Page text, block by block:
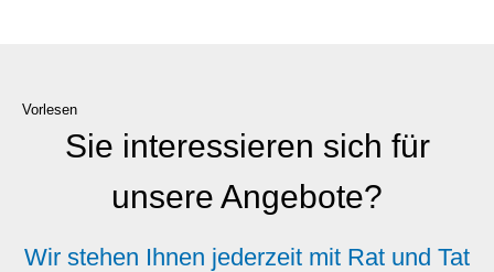
Vorlesen
Sie interessieren sich für
unsere Angebote?
Wir stehen Ihnen jederzeit mit Rat und Tat